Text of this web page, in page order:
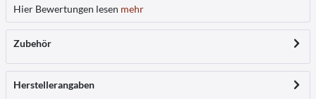
Hier Bewertungen lesen mehr
Zubehör
Herstellerangaben